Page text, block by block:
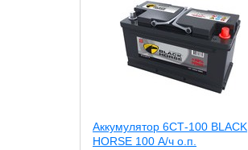
Аккумулятор 6СТ-100 BLACK
HORSE 100 А/ч о.п.